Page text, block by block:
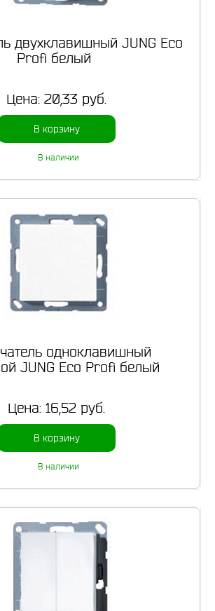
двухклавишный JUNG Eco
Profi белый
Цена: 20,33 руб.
В корзину
В наличии
одноклавишный
JUNG Eco Profi белый
Цена: 16,52 руб.
В корзину
В наличии